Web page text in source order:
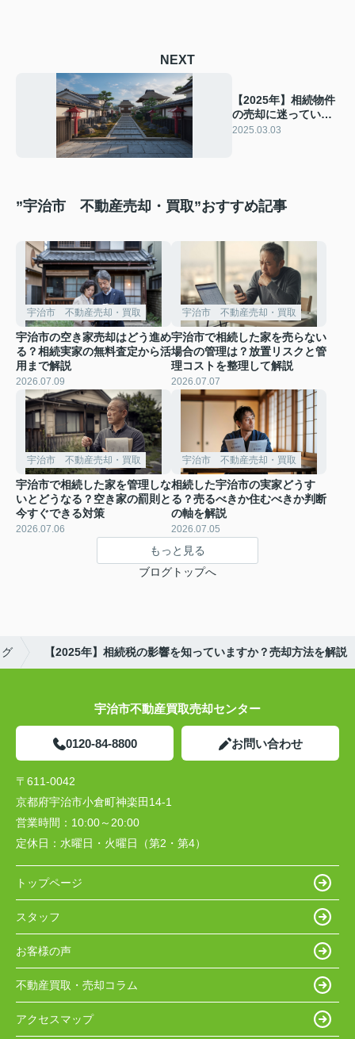
NEXT
【2025年】相続物件
の売却に迷っていま
せんか？宇治市での
2025.03.03
”宇治市 不動産売却・買取”おすすめ記事
宇治市 不動産売却・買取
宇治市の空き家売却はどう進め
る？相続実家の無料査定から活
用まで解説
2026.07.09
宇治市 不動産売却・買取
宇治市で相続した家を売らない
場合の管理は？放置リスクと管
理コストを整理して解説
2026.07.07
宇治市 不動産売却・買取
宇治市で相続した家を管理しな
いとどうなる？空き家の罰則と
今すぐできる対策
2026.07.06
宇治市 不動産売却・買取
相続した宇治市の実家どうす
る？売るべきか住むべきか判断
の軸を解説
2026.07.05
もっと見る
ブログトップへ
【2025年】相続税の影響を知っていますか？売却方法を解説
宇治市不動産買取売却センター
0120-84-8800 お問い合わせ
〒611-0042
京都府宇治市小倉町神楽田14-1
営業時間： 10:00～20:00
定休日： 水曜日・火曜日（第2・第4）
トップページ
スタッフ
お客様の声
不動産買取・売却コラム
アクセスマップ